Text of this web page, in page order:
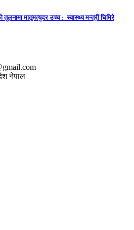
मातृमत्युदर उच्च : स्वास्थ्य मन्त्री घिमिरे
नेपाल